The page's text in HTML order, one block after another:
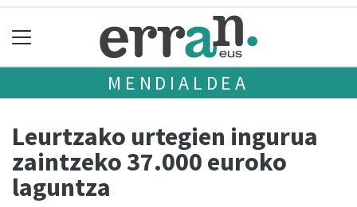
MENDIALDEA
Leurtzako urtegien ingurua
zaintzeko 37.000 euroko
laguntza